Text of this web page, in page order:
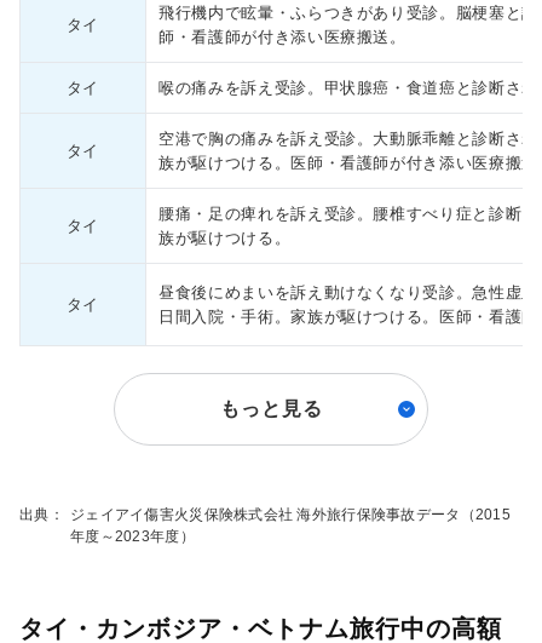
タイ
飛行機内で眩暈・ふらつきがあり受診。脳梗塞と
師・看護師が付き添い医療搬送。
タイ 喉の痛みを訴え受診。甲状腺癌・食道癌と診断さ
タイ
空港で胸の痛みを訴え受診。大動脈乖離と診断さ
族が駆けつける。医師・看護師が付き添い医療搬送
タイ
腰痛・足の痺れを訴え受診。腰椎すべり症と診断
族が駆けつける。
タイ
昼食後にめまいを訴え動けなくなり受診。急性虚
日間入院・手術。家族が駆けつける。医師・看護
もっと見る
出典：
ジェイアイ傷害火災保険株式会社 海外旅行保険事故データ（2015
年度～2023年度）
タイ・カンボジア・ベトナム旅行中の高額